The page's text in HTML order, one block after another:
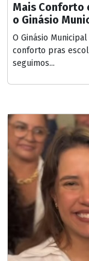
Mais Conforto
o Ginásio
O Ginásio
conforto pras
seguimos...